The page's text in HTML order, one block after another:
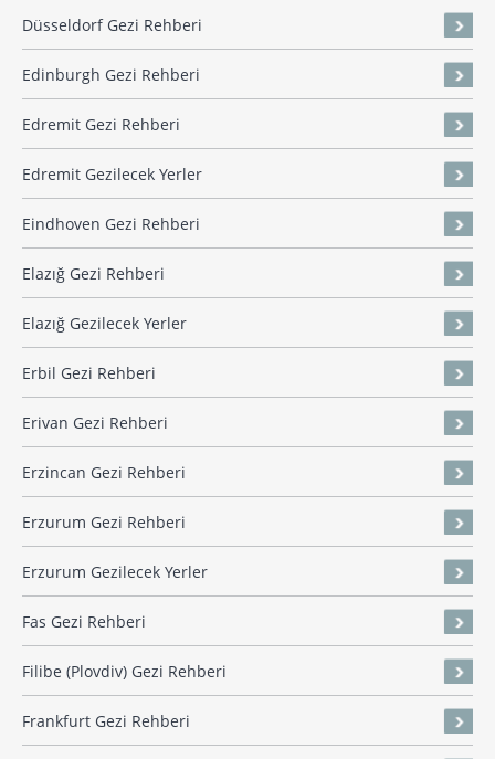
Düsseldorf Gezi Rehberi
Edinburgh Gezi Rehberi
Edremit Gezi Rehberi
Edremit Gezilecek Yerler
Eindhoven Gezi Rehberi
Elazığ Gezi Rehberi
Elazığ Gezilecek Yerler
Erbil Gezi Rehberi
Erivan Gezi Rehberi
Erzincan Gezi Rehberi
Erzurum Gezi Rehberi
Erzurum Gezilecek Yerler
Fas Gezi Rehberi
Filibe (Plovdiv) Gezi Rehberi
Frankfurt Gezi Rehberi